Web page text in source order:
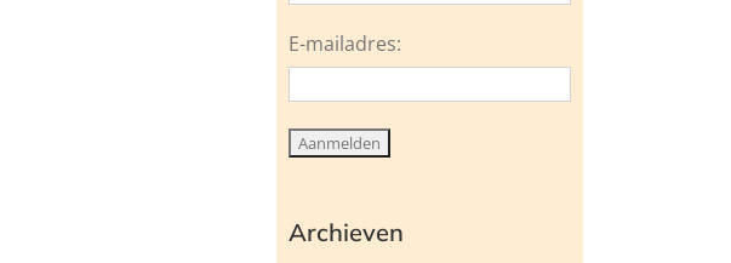
E-mailadres:
Archieven